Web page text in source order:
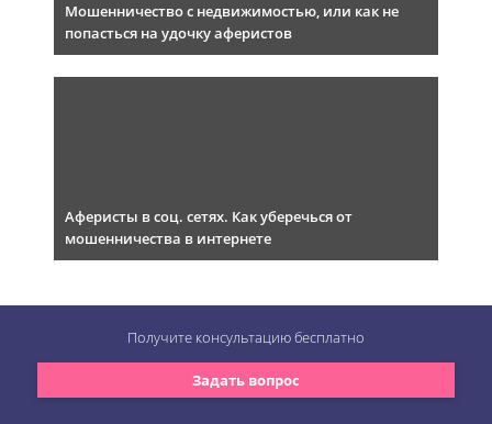
Мошенничество с недвижимостью, или как не
попасться на удочку аферистов
Аферисты в соц. сетях. Как уберечься от
мошенничества в интернете
Задать вопрос
Получите консультациюбесплатно